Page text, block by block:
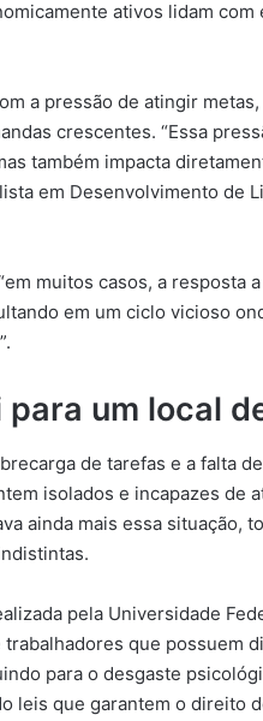
ativos lidam
a pressão de atingir
crescentes. “Essa
também impacta
em Desenvolvimento de
muitos casos, a resposta
em um ciclo vicioso
um local
de tarefas e a falta
isolados e incapazes de
ainda mais essa situação,
pela Universidade
que possuem
para o desgaste
leis que garantem o direito